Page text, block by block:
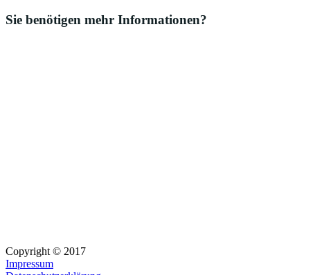
Sie benötigen mehr Informationen?
Copyright © 2017
Impressum